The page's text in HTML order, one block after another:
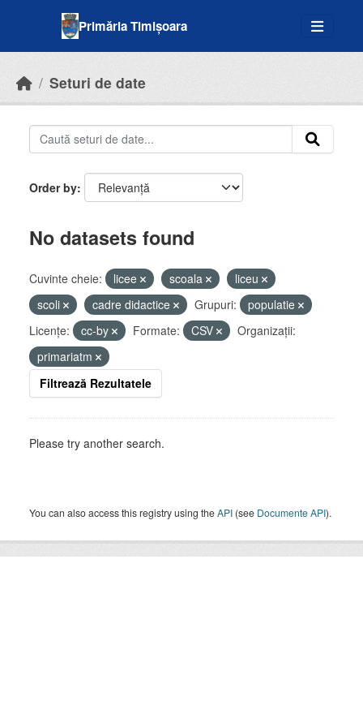
Primăria Timișoara
Seturi de date
Order by
No datasets found
Cuvinte cheie: licee scoala
liceu
scoli
cadre didactice Grupuri:
populatie
Licenţe:
cc-by Formate: CSV
Organizații:
primariatm
Filtrează Rezultatele
Please try another search.
You can also access this registry using theAPI (see Documente API).